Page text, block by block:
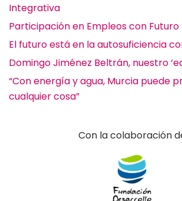
Integrativa
Participación en Empleos con Futuro
El futuro está en la autosuficiencia
Domingo Jiménez Beltrán, nuestro
“Con energía y agua, Murcia puede
cualquier cosa”
Con la colaboración